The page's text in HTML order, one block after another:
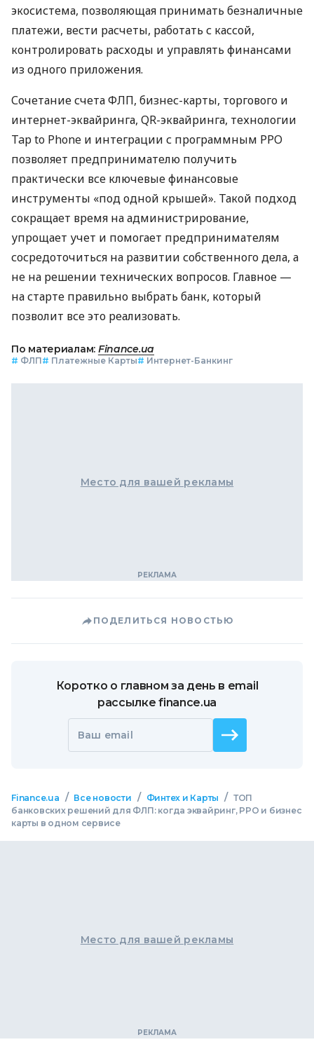
экосистема, позволяющая принимать безналичные
платежи, вести расчеты, работать с кассой,
контролировать расходы и управлять финансами
из одного приложения.
Сочетание счета ФЛП, бизнес-карты, торгового и
интернет-эквайринга, QR-эквайринга, технологии
Tap to Phone и интеграции с программным РРО
позволяет предпринимателю получить
практически все ключевые финансовые
инструменты «под одной крышей». Такой подход
сокращает время на администрирование,
упрощает учет и помогает предпринимателям
сосредоточиться на развитии собственного дела, а
не на решении технических вопросов. Главное —
на старте правильно выбрать банк, который
позволит все это реализовать.
По материалам: Finance.ua
# ФЛП# Платежные Карты# Интернет-Банкинг
Место для вашей рекламы
ПОДЕЛИТЬСЯ НОВОСТЬЮ
Коротко о главном за день в email
рассылке finance.ua
Ваш email
Finance.ua / Все новости / Финтех и Карты / ТОП
банковских решений для ФЛП: когда эквайринг, РРО и бизнес
карты в одном сервисе
Место для вашей рекламы